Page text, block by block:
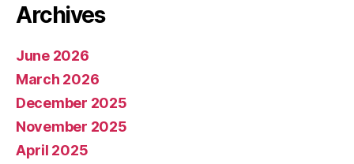
Archives
June 2026
March 2026
December 2025
November 2025
April 2025